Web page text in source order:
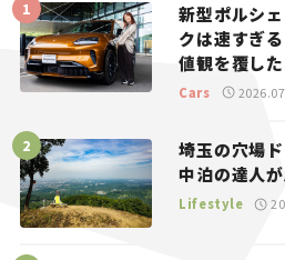
新型ポルシ
クは速すぎ
値観を覆し
り。
Cars
埼玉の穴場
中泊の達人
Lifestyle